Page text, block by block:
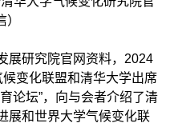
）
展研究院官网资料，2024
变化联盟和清华大学出席
论坛”，向与会者介绍了清
展和世界大学气候变化联